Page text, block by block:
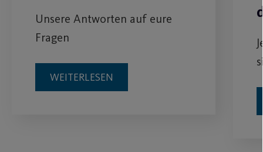
Unsere Antworten auf eure
Fragen
WEITERLESEN